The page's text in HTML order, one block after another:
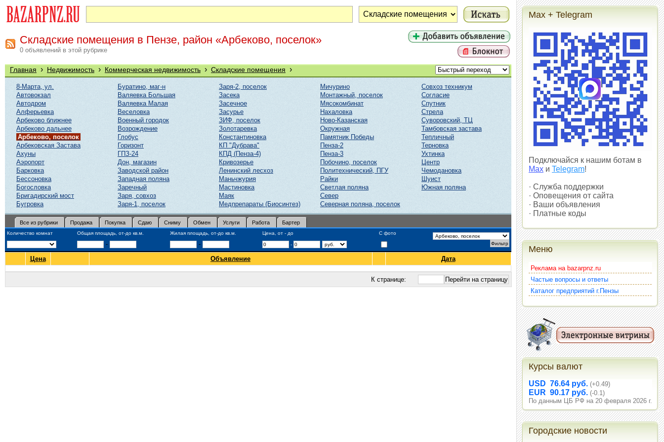
Складские помещения в Пензе, район «Арбеково, поселок»
0 объявлений в этой рубрике
Главная › Недвижимость › Коммерческая недвижимость › Складские помещения ›
8-Марта, ул.
Автовокзал
Автодром
Алферьевка
Арбеково ближнее
Арбеково дальнее
Арбеково, поселок
Арбековская Застава
Ахуны
Аэропорт
Барковка
Бессоновка
Богословка
Бригадирский мост
Бугровка
Буратино, маг-н
Валяевка Большая
Валяевка Малая
Веселовка
Военный городок
Возрождение
Глобус
Горизонт
ГПЗ-24
Дон, магазин
Заводской район
Западная поляна
Заречный
Заря, совхоз
Заря-1, поселок
Заря-2, поселок
Засека
Засечное
Засурье
ЗИФ, поселок
Золотаревка
Константиновка
КП "Дубрава"
КПД (Пенза-4)
Кривозерье
Ленинский лесхоз
Маньчжурия
Мастиновка
Маяк
Медпрепараты (Биосинтез)
Мичурино
Монтажный, поселок
Мясокомбинат
Нахаловка
Ново-Казанская
Окружная
Памятник Победы
Пенза-2
Пенза-3
Побочино, поселок
Политехнический, ПГУ
Райки
Светлая поляна
Север
Северная поляна, поселок
Совхоз техникум
Согласие
Спутник
Стрела
Суворовский, ТЦ
Тамбовская застава
Тепличный
Терновка
Ухтинка
Центр
Чемодановка
Шуист
Южная поляна
Все из рубрики Продажа Покупка Сдаю Сниму Обмен Услуги Работа Бартер
Количество комнат Общая площадь, от-до кв.м. Жилая площадь, от-до кв.м. Цена, от - до С фото
- - -
Цена Объявление Дата
К странице:
Max + Telegram
Подключайся к нашим ботам в
Max и Telegram!
· Служба поддержки
· Оповещения от сайта
· Ваши объявления
· Платные коды
Меню
Реклама на bazarpnz.ru
Частые вопросы и ответы
Каталог предприятий г.Пензы
Курсы валют
USD 76.64 руб. (+0.49)
EUR 90.17 руб. (-0.1)
По данным ЦБ РФ на 20 февраля 2026 г.
Городские новости